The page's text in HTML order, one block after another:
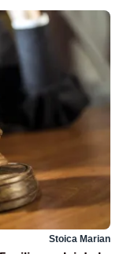
Stoica Marian